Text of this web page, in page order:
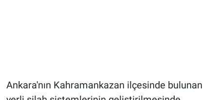
Ankara'nın Kahramankazan ilçesinde bulunan